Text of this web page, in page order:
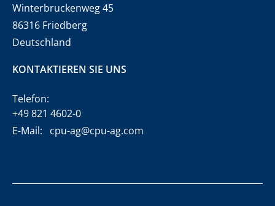
Winterbruckenweg 45
86316 Friedberg
Deutschland
KONTAKTIEREN SIE UNS
Telefon:
+49 821 4602-0
E-Mail: cpu-ag@cpu-ag.com